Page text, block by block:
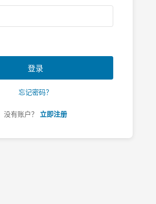
登录
忘记密码？
没有账户？ 立即注册